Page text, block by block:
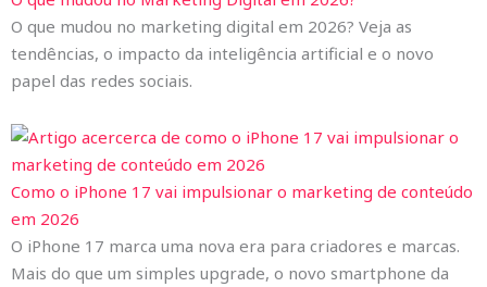
O que mudou no marketing digital em 2026? Veja as
tendências, o impacto da inteligência artificial e o novo
papel das redes sociais.
Como o iPhone 17 vai impulsionar o marketing de conteúdo
em 2026
O iPhone 17 marca uma nova era para criadores e marcas.
Mais do que um simples upgrade, o novo smartphone da